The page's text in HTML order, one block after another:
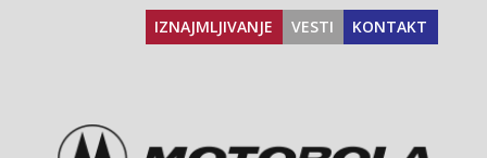
IZNAJMLJIVANJE VESTI KONTAKT